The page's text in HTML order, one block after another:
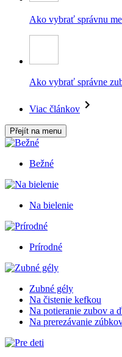
Ako vybrať správnu
Ako vybrať správne
Viac článkov
Přejít na menu
Bežné
Na bielenie
Prírodné
Zubné gély
Na čistenie kefkou
Na potieranie zubov a
Na prerezávanie